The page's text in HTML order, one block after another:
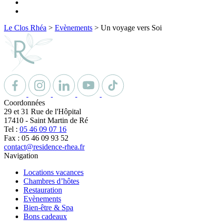
Le Clos Rhéa > Evènements > Un voyage vers Soi
Coordonnées
29 et 31 Rue de l'Hôpital
17410 - Saint Martin de Ré
Tel : 05 46 09 07 16
Fax : 05 46 09 93 52
contact@residence-rhea.fr
Navigation
Locations vacances
Chambres d’hôtes
Restauration
Evènements
Bien-être & Spa
Bons cadeaux